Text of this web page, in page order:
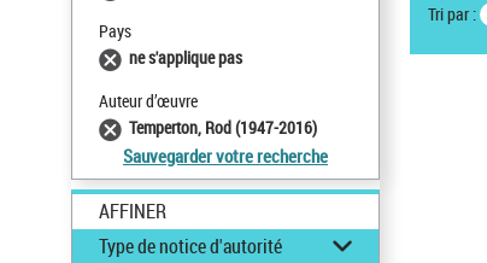
Pays
ne s'applique pas
Auteur d’œuvre
Temperton, Rod (1947-2016)
Sauvegarder votre recherche
AFFINER
Type de notice d'autorité
Tri par :